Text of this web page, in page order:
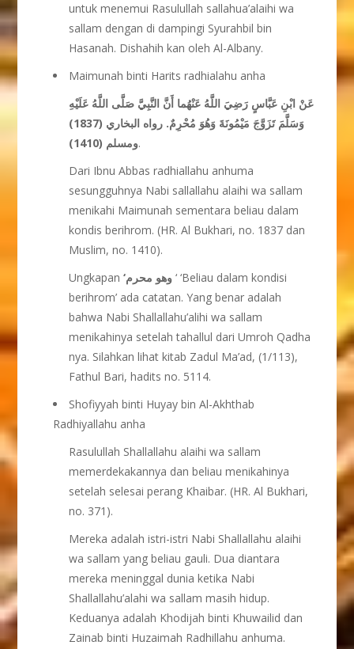
untuk menemui Rasulullah sallahua’alaihi wa
sallam dengan di dampingi Syurahbil bin
Hasanah. Dishahih kan oleh Al-Albany.
Maimunah binti Harits radhialahu anha
عَنْ ابْنِ عَبَّاسٍ رَضِيَ اللَّهُ عَنْهُما أَنَّ النَّبِيَّ صَلَّى اللَّهُ عَلَيْهِ
وَسَلَّمَ تَزَوَّجَ مَيْمُونَةَ وَهُوَ مُحْرِمٌ. رواه البخاري (1837)
ومسلم (1410).
Dari Ibnu Abbas radhiallahu anhuma
sesungguhnya Nabi sallallahu alaihi wa sallam
menikahi Maimunah sementara beliau dalam
kondis berihrom. (HR. Al Bukhari, no. 1837 dan
Muslim, no. 1410).
Ungkapan‘وهو محرم ‘ ‘Beliau dalam kondisi
berihrom’ ada catatan. Yang benar adalah
bahwa Nabi Shallallahu’alihi wa sallam
menikahinya setelah tahallul dari Umroh Qadha
nya. Silahkan lihat kitab Zadul Ma’ad, (1/113),
Fathul Bari, hadits no. 5114.
Shofiyyah binti Huyay bin Al-Akhthab
Radhiyallahu anha
Rasulullah Shallallahu alaihi wa sallam
memerdekakannya dan beliau menikahinya
setelah selesai perang Khaibar. (HR. Al Bukhari,
no. 371).
Mereka adalah istri-istri Nabi Shallallahu alaihi
wa sallam yang beliau gauli. Dua diantara
mereka meninggal dunia ketika Nabi
Shallallahu’alahi wa sallam masih hidup.
Keduanya adalah Khodijah binti Khuwailid dan
Zainab binti Huzaimah Radhillahu anhuma.